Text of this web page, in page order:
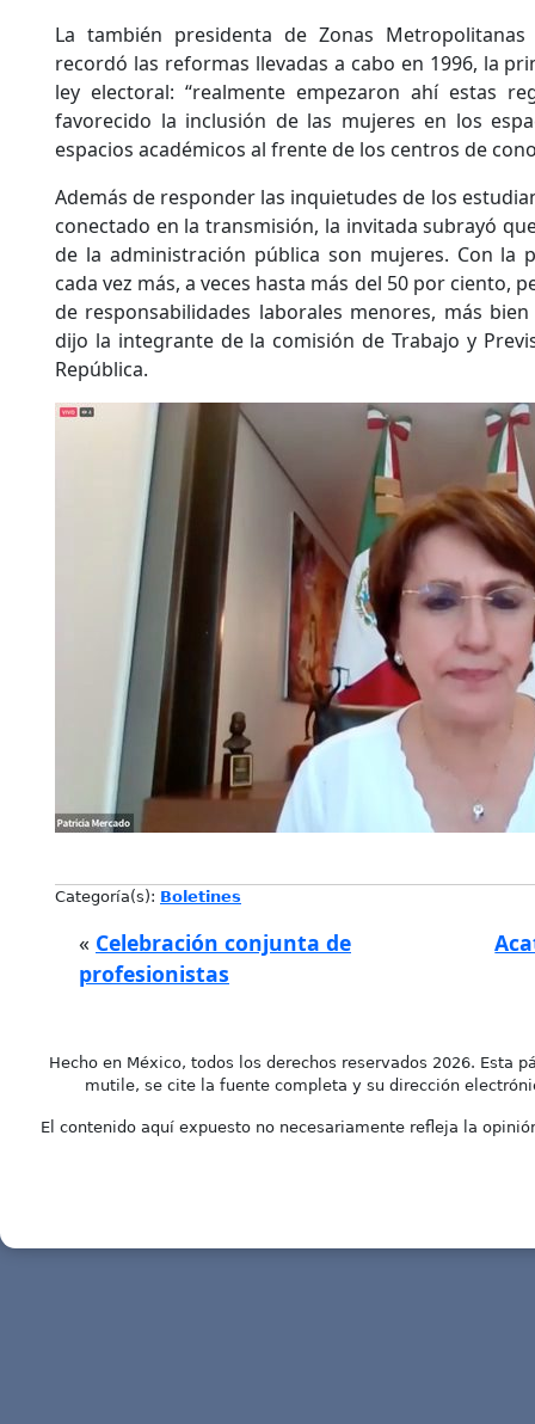
La también presidenta de Zonas
recordó las reformas llevadas a cabo en 1996, la
ley electoral: “realmente empezaron ahí estas
favorecido la inclusión de las mujeres en los
espacios académicos al frente de los centros de
Además de responder las inquietudes de los
conectado en la transmisión, la invitada subrayó
de la administración pública son mujeres. Con la
cada vez más, a veces hasta más del 50 por ciento,
de responsabilidades laborales menores, más
dijo la integrante de la comisión de Trabajo y
República.
Categoría(s): Boletines
« Celebración conjunta de
profesionistas
Hecho en México, todos los derechos reservados 2026. Esta
mutile, se cite la fuente completa y su dirección
El contenido aquí expuesto no necesariamente refleja la